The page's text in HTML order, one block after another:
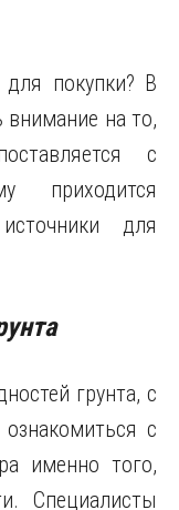
покупки? В
внимание на то,
с
приходится
для
грунта, с
с
именно того,
Специалисты